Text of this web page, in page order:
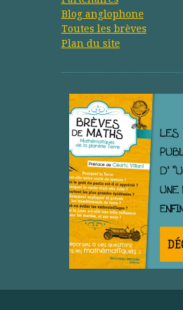
Blog anglophone
Toutes les brèves
Plan du site